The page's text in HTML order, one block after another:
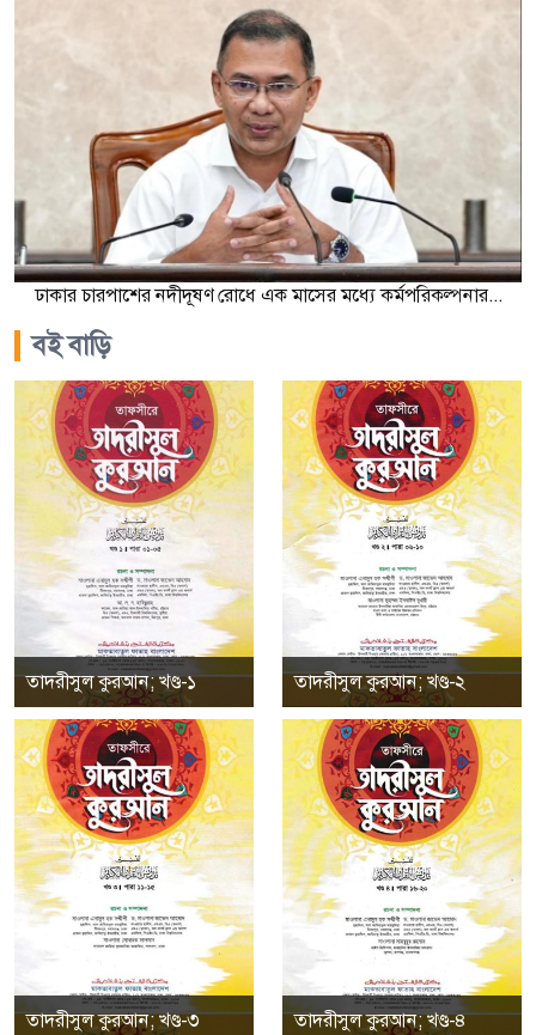
ঢাকার চারপাশের নদীদূষণ রোধে এক মাসের মধ্যে কর্মপরিকল্পনার...
বই বাড়ি
তাদরীসুল কুরআন; খণ্ড-১ তাদরীসুল কুরআন; খণ্ড-২
তাদরীসুল কুরআন; খণ্ড-৩ তাদরীসুল কুরআন; খণ্ড-৪